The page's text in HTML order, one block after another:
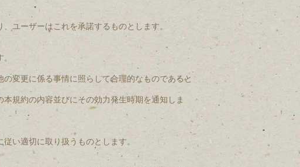
ユーザーはこれを承諾するものとします。
変更に係る事情に照らして合理的なものであると
規約の内容並びにその効力発生時期を通知しま
い適切に取り扱うものとします。